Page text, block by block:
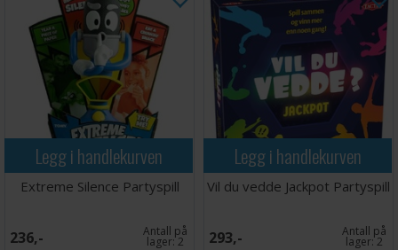
Legg i handlekurven
Extreme Silence Partyspill
236,- Antall på
lager:2
Legg i handlekurven
Vil du vedde Jackpot Partyspill
293,- Antall på
lager:2